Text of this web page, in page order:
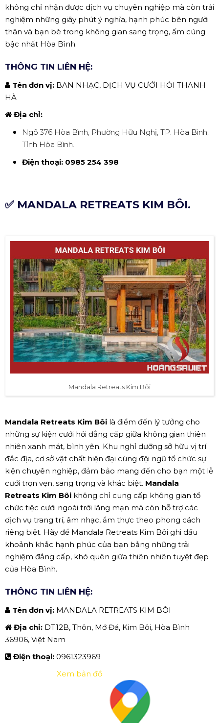
không chỉ nhận được dịch vụ chuyên nghiệp mà còn trải
nghiệm những giây phút ý nghĩa, hạnh phúc bên người
thân và bạn bè trong không gian sang trọng, ấm cúng
bậc nhất Hòa Bình.
THÔNG TIN LIÊN HỆ:
Tên đơn vị: BAN NHẠC, DỊCH VỤ CƯỚI HỎI THANH
HÀ
Địa chỉ:
Ngõ 376 Hòa Bình, Phường Hữu Nghị, TP. Hòa Bình,
Tỉnh Hòa Bình.
Điện thoại: 0985 254 398
✅ MANDALA RETREATS KIM BÔI.
Mandala Retreats Kim Bôi
Mandala Retreats Kim Bôi là điểm đến lý tưởng cho
những sự kiện cưới hỏi đẳng cấp giữa không gian thiên
nhiên xanh mát, bình yên. Khu nghỉ dưỡng sở hữu vị trí
đắc địa, cơ sở vật chất hiện đại cùng đội ngũ tổ chức sự
kiện chuyên nghiệp, đảm bảo mang đến cho bạn một lễ
cưới trọn vẹn, sang trọng và khác biệt. Mandala
Retreats Kim Bôi không chỉ cung cấp không gian tổ
chức tiệc cưới ngoài trời lãng mạn mà còn hỗ trợ các
dịch vụ trang trí, âm nhạc, ẩm thực theo phong cách
riêng biệt. Hãy để Mandala Retreats Kim Bôi ghi dấu
khoảnh khắc hạnh phúc của bạn bằng những trải
nghiệm đẳng cấp, khó quên giữa thiên nhiên tuyệt đẹp
của Hòa Bình.
THÔNG TIN LIÊN HỆ:
Tên đơn vị: MANDALA RETREATS KIM BÔI
Địa chỉ: DT12B, Thôn, Mớ Đá, Kim Bôi, Hòa Bình
36906, Việt Nam
Điện thoại: 0961323969
Xem bản đồ